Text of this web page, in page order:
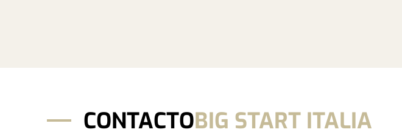
CONTACTOBIG START ITALIA